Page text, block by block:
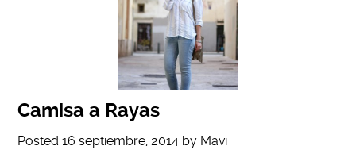
Camisa a Rayas
Posted16 septiembre, 2014 by Mavi